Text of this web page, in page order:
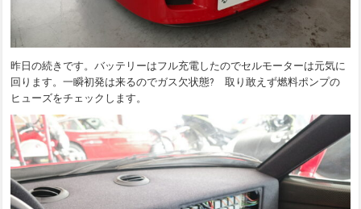
昨日の続きです。バッテリーはフル充電したのでセルモーターは元気に
回ります。一瞬初発は来るのでガス欠状態? 取り敢えず燃料ポンプの
ヒューズをチェックします。